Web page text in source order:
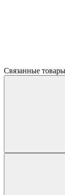
Связанные товары